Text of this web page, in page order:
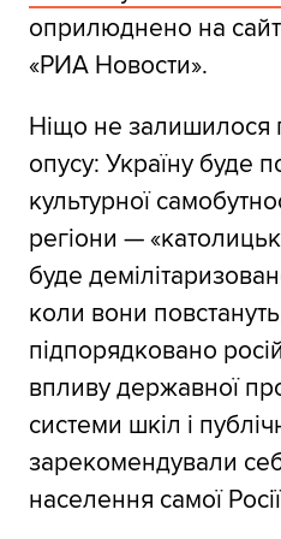
оприлюднено на
«РИА Новости».
Ніщо не залишилося
опусу: Україну буде
культурної
регіони —
буде
коли вони
підпорядковано
впливу державної
системи шкіл і
зарекомендували
населення самої